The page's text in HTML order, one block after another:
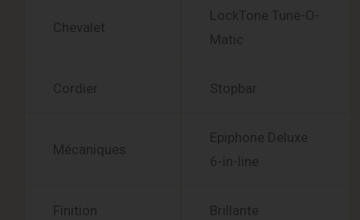
Chevalet
LockTone Tune-O-
Matic
Cordier Stopbar
Mécaniques
Epiphone Deluxe
6-in-line
Finition Brillante